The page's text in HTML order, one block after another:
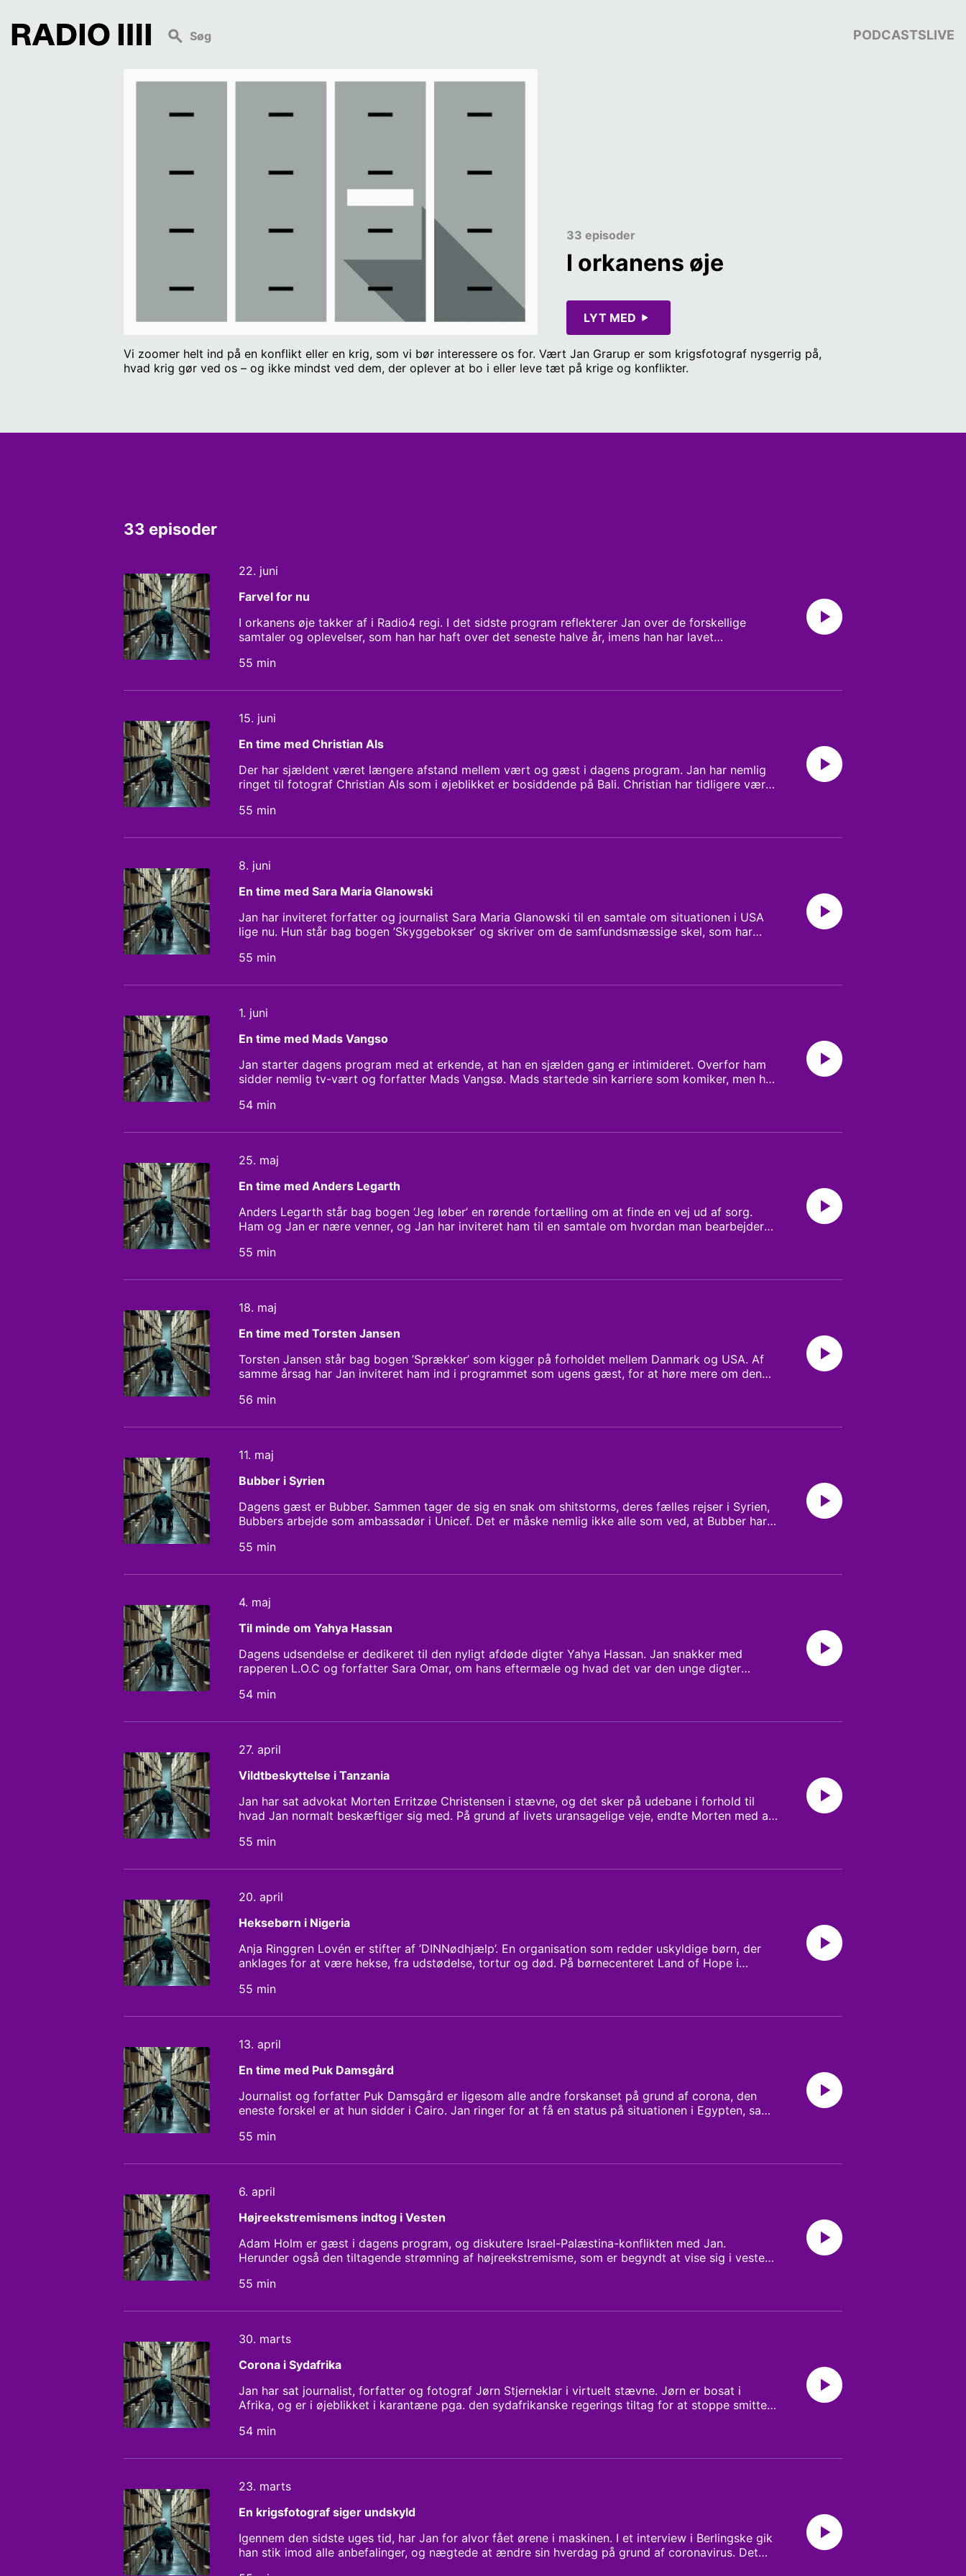
PODCASTSLIVE
33 episoder
I orkanens øje
LYT MED
Vi zoomer helt ind på en konflikt eller en krig, som vi bør interessere os for. Vært Jan Grarup er som krigsfotograf nysgerrig på,
hvad krig gør ved os – og ikke mindst ved dem, der oplever at bo i eller leve tæt på krige og konflikter.
33 episoder
22. juni
Farvel for nu
I orkanens øje takker af i Radio4 regi. I det sidste program reflekterer Jan over de forskellige
samtaler og oplevelser, som han har haft over det seneste halve år, imens han har lavet
55 min
15. juni
En time med Christian Als
Der har sjældent været længere afstand mellem vært og gæst i dagens program. Jan har nemlig
ringet til fotograf Christian Als som i øjeblikket er bosiddende på Bali. Christian har tidligere været
inspirerende liv.
55 min
8. juni
En time med Sara Maria Glanowski
Jan har inviteret forfatter og journalist Sara Maria Glanowski til en samtale om situationen i USA
lige nu. Hun står bag bogen ’Skyggebokser’ og skriver om de samfundsmæssige skel, som har
en forklaring på de problematikker, som sorte til daglig kæmper med, og hvad der ligger til grund
55 min
1. juni
En time med Mads Vangso
Jan starter dagens program med at erkende, at han en sjælden gang er intimideret. Overfor ham
sidder nemlig tv-vært og forfatter Mads Vangsø. Mads startede sin karriere som komiker, men har
mere.
54 min
25. maj
En time med Anders Legarth
Anders Legarth står bag bogen ‘Jeg løber’ en rørende fortælling om at finde en vej ud af sorg.
Ham og Jan er nære venner, og Jan har inviteret ham til en samtale om hvordan man bearbejder
55 min
18. maj
En time med Torsten Jansen
Torsten Jansen står bag bogen ’Sprækker’ som kigger på forholdet mellem Danmark og USA. Af
samme årsag har Jan inviteret ham ind i programmet som ugens gæst, for at høre mere om den
56 min
11. maj
Bubber i Syrien
Dagens gæst er Bubber. Sammen tager de sig en snak om shitstorms, deres fælles rejser i Syrien,
Bubbers arbejde som ambassadør i Unicef. Det er måske nemlig ikke alle som ved, at Bubber har
55 min
4. maj
Til minde om Yahya Hassan
Dagens udsendelse er dedikeret til den nyligt afdøde digter Yahya Hassan. Jan snakker med
rapperen L.O.C og forfatter Sara Omar, om hans eftermæle og hvad det var den unge digter
54 min
27. april
Vildtbeskyttelse i Tanzania
Jan har sat advokat Morten Erritzøe Christensen i stævne, og det sker på udebane i forhold til
hvad Jan normalt beskæftiger sig med. På grund af livets uransagelige veje, endte Morten med at
han i dag, kæmper en daglig kamp for ’wildlife protection’.
55 min
20. april
Heksebørn i Nigeria
Anja Ringgren Lovén er stifter af ’DINNødhjælp’. En organisation som redder uskyldige børn, der
anklages for at være hekse, fra udstødelse, tortur og død. På børnecenteret Land of Hope i
Nigeria. Hør mere om hendes hårde arbejde, og de mange svære situationer og udfordringer hun
55 min
13. april
En time med Puk Damsgård
Journalist og forfatter Puk Damsgård er ligesom alle andre forskanset på grund af corona, den
eneste forskel er at hun sidder i Cairo. Jan ringer for at få en status på situationen i Egypten, samt
55 min
6. april
Højreekstremismens indtog i Vesten
Adam Holm er gæst i dagens program, og diskutere Israel-Palæstina-konflikten med Jan.
Herunder også den tiltagende strømning af højreekstremisme, som er begyndt at vise sig i vesten
55 min
30. marts
Corona i Sydafrika
Jan har sat journalist, forfatter og fotograf Jørn Stjerneklar i virtuelt stævne. Jørn er bosat i
Afrika, og er i øjeblikket i karantæne pga. den sydafrikanske regerings tiltag for at stoppe smitten.
forbud mod alkohol? Og er det overhoved realistisk, at kunne holde smitten nede i et land som
54 min
23. marts
En krigsfotograf siger undskyld
Igennem den sidste uges tid, har Jan for alvor fået ørene i maskinen. I et interview i Berlingske gik
han stik imod alle anbefalinger, og nægtede at ændre sin hverdag på grund af coronavirus. Det